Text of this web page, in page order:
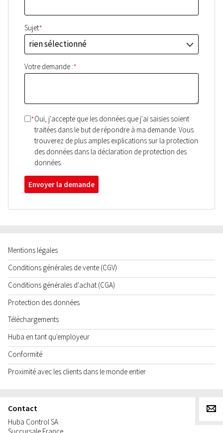
Sujet*
rien sélectionné
J
Votre demande :*
*Oui, j'accepte que les données que j'ai saisies soient
traitées dans le but de répondre à ma demande. Vous
trouverez de plus amples explications sur la protection
des données dans la déclaration de protection des
données.
Envoyer la demande
Mentions légales
Conditions générales de vente (CGV)
Conditions générales d'achat (CGA)
Protection des données
Téléchargements
Huba en tant qu'employeur
Conformité
Proximité avec les clients dans le monde entier
Contact
Huba Control SA
Succursale France
g